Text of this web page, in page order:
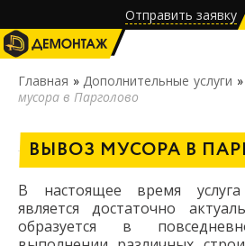
Отправить заявку
О КОМПАНИИ
УСЛУГИ
ПРАЙС-ЛИСТ
НАШИ РАБОТЫ
ВАКАНСИИ
Главная »Дополнительные услуги »
мусора в Парголово
ВЫВОЗ МУСОРА В
В настоящее время
является достаточно
образуется в